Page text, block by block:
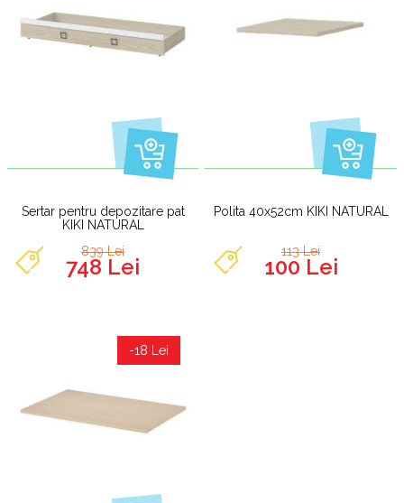
Sertar pentru depozitare pat
KIKI NATURAL
839 Lei
748 Lei
Polita 40x52cm KIKI NATURAL
113 Lei
100 Lei
-18 Lei